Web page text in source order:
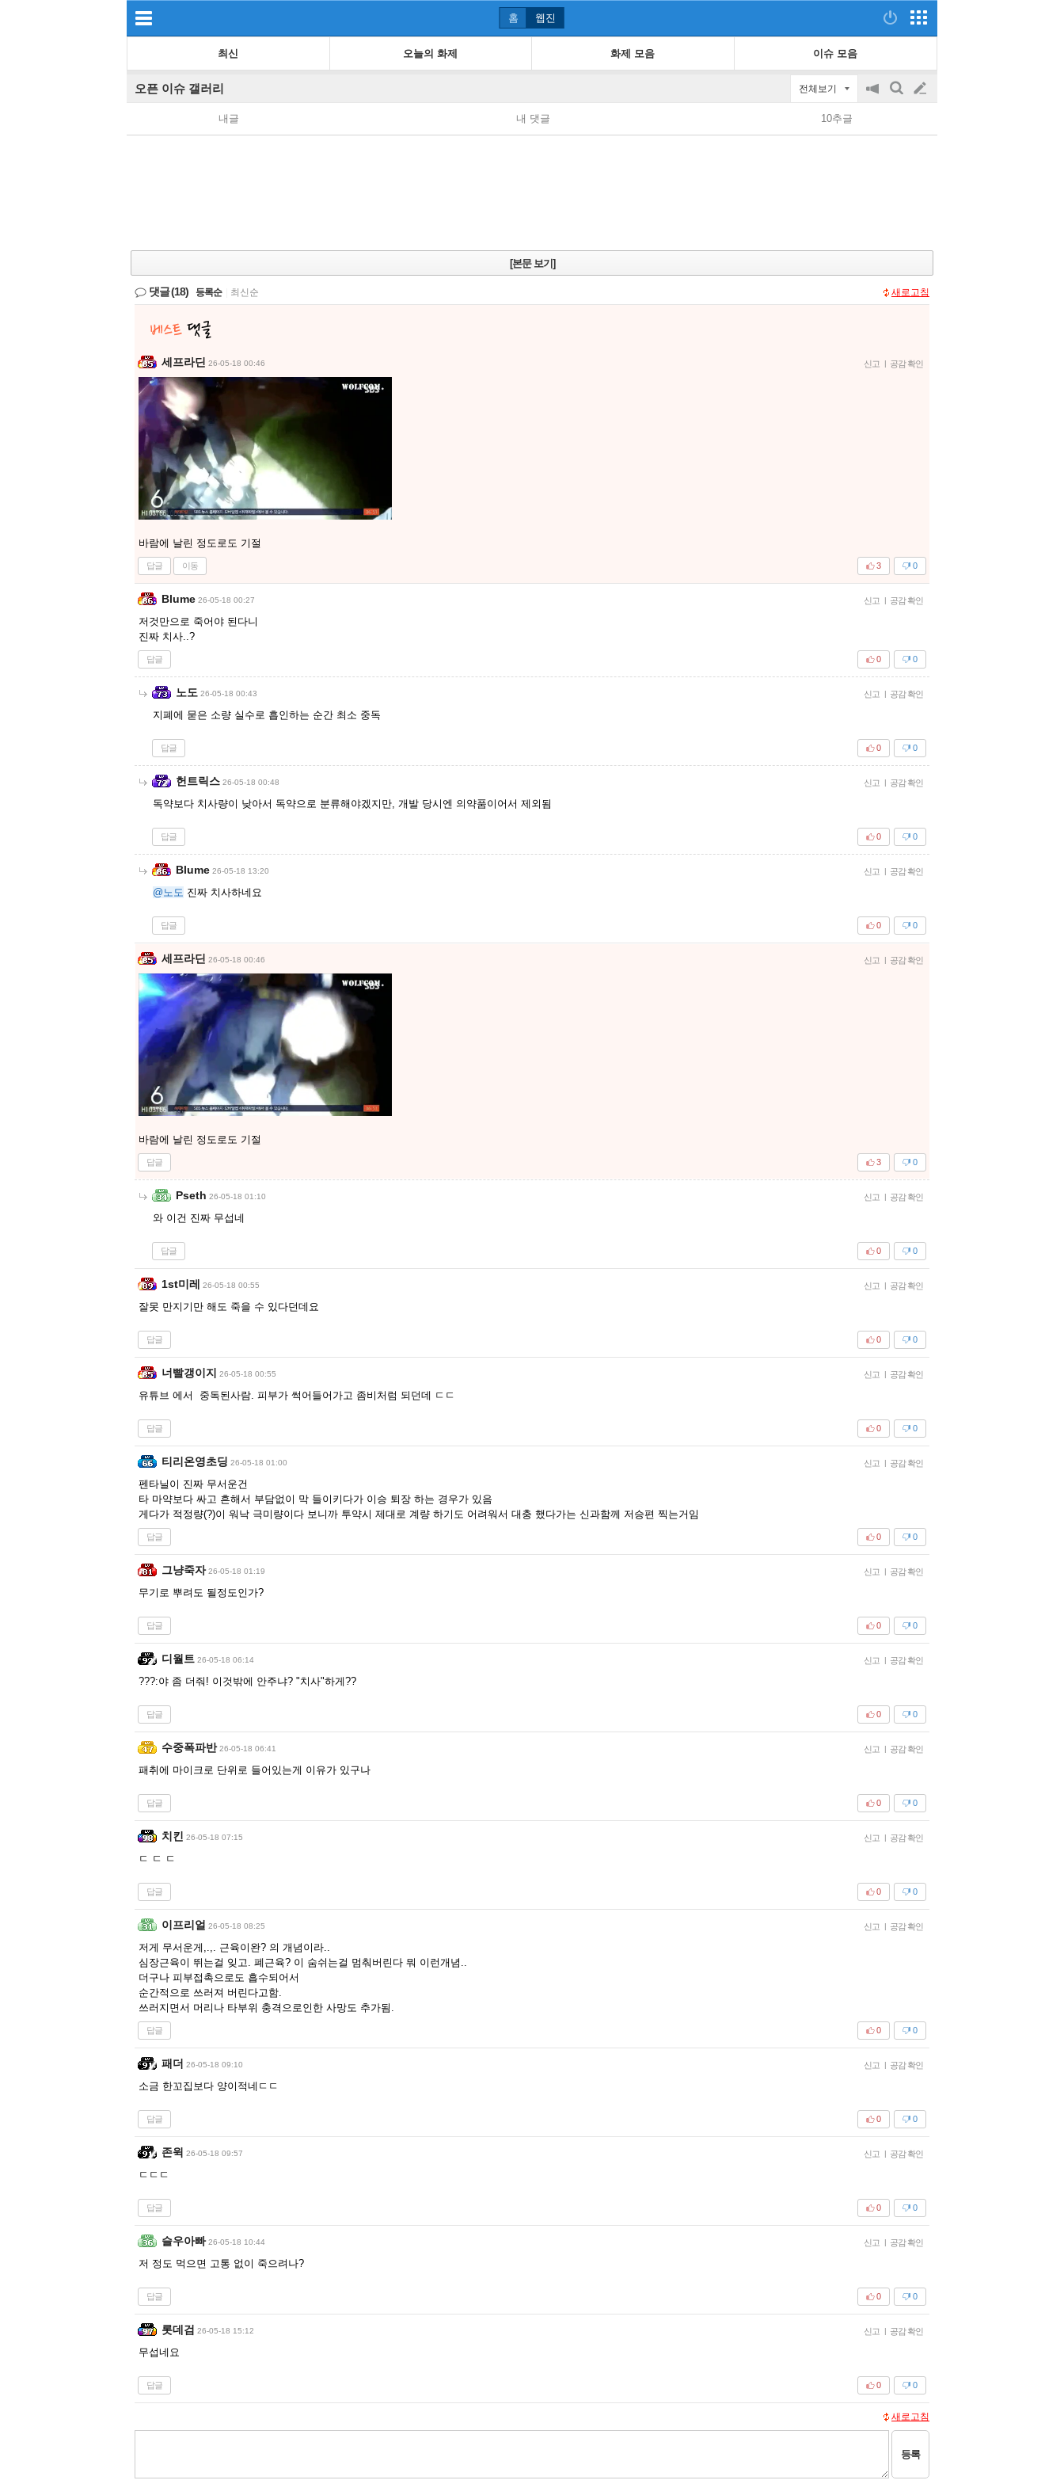
홈 웹진
최신 오늘의 화제 화제 모음 이슈 모음
오픈 이슈 갤러리 전체보기
공
on/off
검
글
쓰
내글 내 댓글 10추글
[본문 보기]
댓글(18) 등록순 최신순 새로고침
세프라딘 26-05-18 00:46 신고 | 공감 확인
바람에 날린 정도로도 기절
답글 이동 0
3
Blume 26-05-18 00:27 신고 | 공감 확인
저것만으로 죽어야 된다니
진짜 치사..?
답글 0
0
노도 26-05-18 00:43 신고 | 공감 확인
지폐에 묻은 소량 실수로 흡인하는 순간 최소 중독
답글 0
0
헌트릭스 26-05-18 00:48 신고 | 공감 확인
독약보다 치사량이 낮아서 독약으로 분류해야겠지만, 개발 당시엔 의약품이어서 제외됨
답글 0
0
Blume 26-05-18 13:20 신고 | 공감 확인
@노도 진짜 치사하네요
답글 0
0
세프라딘 26-05-18 00:46 신고 | 공감 확인
바람에 날린 정도로도 기절
답글 0
3
Pseth 26-05-18 01:10 신고 | 공감 확인
와 이건 진짜 무섭네
답글 0
0
1st미레 26-05-18 00:55 신고 | 공감 확인
잘못 만지기만 해도 죽을 수 있다던데요
답글 0
0
너빨갱이지 26-05-18 00:55 신고 | 공감 확인
유튜브 에서 중독된사람. 피부가 썩어들어가고 좀비처럼 되던데 ㄷㄷ
답글 0
0
티리온영초딩 26-05-18 01:00 신고 | 공감 확인
펜타닐이 진짜 무서운건
타 마약보다 싸고 흔해서 부담없이 막 들이키다가 이승 퇴장 하는 경우가 있음
게다가 적정량(?)이 워낙 극미량이다 보니까 투약시 제대로 계량 하기도 어려워서 대충 했다가는 신과함께 저승편 찍는거임
답글 0
0
그냥죽자 26-05-18 01:19 신고 | 공감 확인
무기로 뿌려도 될정도인가?
답글 0
0
디월트 26-05-18 06:14 신고 | 공감 확인
???:야 좀 더줘! 이것밖에 안주냐? "치사"하게??
답글 0
0
수중폭파반 26-05-18 06:41 신고 | 공감 확인
패취에 마이크로 단위로 들어있는게 이유가 있구나
답글 0
0
치킨 26-05-18 07:15 신고 | 공감 확인
ㄷ ㄷ ㄷ
답글 0
0
이프리얼 26-05-18 08:25 신고 | 공감 확인
저게 무서운게,.,. 근육이완? 의 개념이라..
심장근육이 뛰는걸 잊고. 폐근육? 이 숨쉬는걸 멈춰버린다 뭐 이런개념..
더구나 피부접촉으로도 흡수되어서
순간적으로 쓰러져 버린다고함.
쓰러지면서 머리나 타부위 충격으로인한 사망도 추가됨.
답글 0
0
패더 26-05-18 09:10 신고 | 공감 확인
소금 한꼬집보다 양이적네ㄷㄷ
답글 0
0
존윅 26-05-18 09:57 신고 | 공감 확인
ㄷㄷㄷ
답글 0
0
슬우아빠 26-05-18 10:44 신고 | 공감 확인
저 정도 먹으면 고통 없이 죽으려나?
답글 0
0
롯데검 26-05-18 15:12 신고 | 공감 확인
무섭네요
답글 0
0
새로고침
등록